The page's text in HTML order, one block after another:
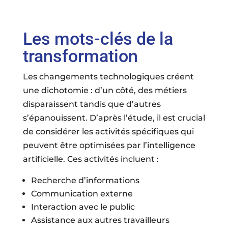
Les mots-clés de la
transformation
Les changements technologiques créent
une dichotomie : d’un côté, des métiers
disparaissent tandis que d’autres
s’épanouissent. D’après l’étude, il est crucial
de considérer les activités spécifiques qui
peuvent être optimisées par l’intelligence
artificielle. Ces activités incluent :
Recherche d’informations
Communication externe
Interaction avec le public
Assistance aux autres travailleurs